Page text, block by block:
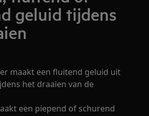
geluid tijdens
maakt een fluitend geluid uit
het draaien van de
een piepend of schurend